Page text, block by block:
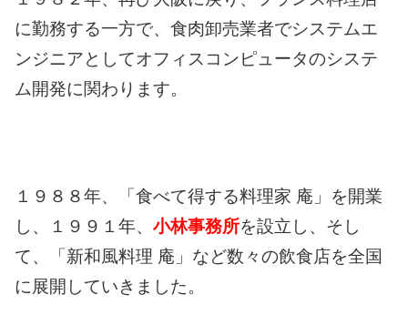
に勤務する一方で、食肉卸売業者でシステムエ
ンジニアとしてオフィスコンピュータのシステ
ム開発に関わります。
１９８８年、「食べて得する料理家 庵」を開業
し、１９９１年、 小林事務所を設立し、そし
て、「新和風料理 庵」など数々の飲食店を全国
に展開していきました。